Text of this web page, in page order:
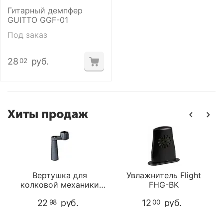
Гитарный демпфер
GUITTO GGF-01
Под заказ
28 02 руб.
Хиты продаж
Вертушка для
колковой механики
22 98 руб.
Увлажнитель Flight
FHG-BK
1200 руб.